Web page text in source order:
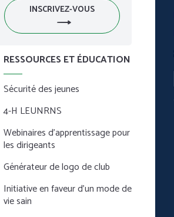
INSCRIVEZ-VOUS
RESSOURCES ET ÉDUCATION
Sécurité des jeunes
4-H LEUNRNS
Webinaires d’apprentissage pour
les dirigeants
Générateur de logo de club
Initiative en faveur d’un mode de
vie sain